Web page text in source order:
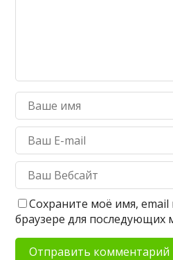
Сохраните моё имя, email
браузере для последующих